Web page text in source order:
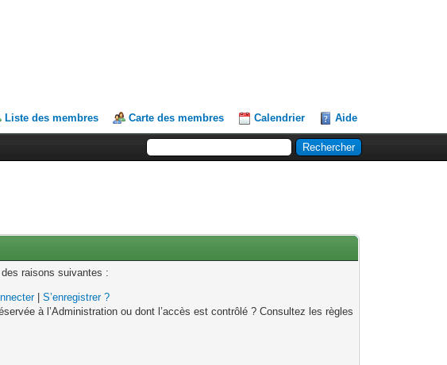
Liste des membres Carte des membres Calendrier Aide
raisons suivantes :
|S’enregistrer ?
à l’Administration ou dont l’accès est contrôlé ? Consultez les règles